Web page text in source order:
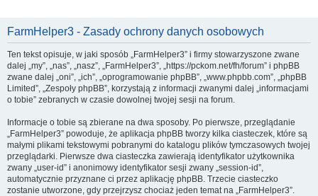
FarmHelper3 - Zasady ochrony danych osobowych
Ten tekst opisuje, w jaki sposób „FarmHelper3” i firmy stowarzyszone zwane
dalej „my”, „nas”, „nasz”, „FarmHelper3”, „https://pckom.net/fh/forum” i phpBB
zwane dalej „oni”, „ich”, „oprogramowanie phpBB”, „www.phpbb.com”, „phpBB
Limited”, „Zespoły phpBB”, korzystają z informacji zwanymi dalej „informacjami
o tobie” zebranych w czasie dowolnej twojej sesji na forum.
Informacje o tobie są zbierane na dwa sposoby. Po pierwsze, przeglądanie
„FarmHelper3” powoduje, że aplikacja phpBB tworzy kilka ciasteczek, które są
małymi plikami tekstowymi pobranymi do katalogu plików tymczasowych twojej
przeglądarki. Pierwsze dwa ciasteczka zawierają identyfikator użytkownika
zwany „user-id” i anonimowy identyfikator sesji zwany „session-id”,
automatycznie przyznane ci przez aplikację phpBB. Trzecie ciasteczko
zostanie utworzone, gdy przejrzysz chociaż jeden temat na „FarmHelper3”.